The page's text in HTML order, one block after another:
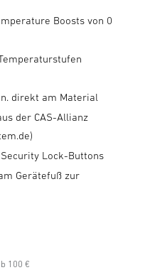
Boosts von 0
am Material
CAS-Allianz
Lock-Buttons
Gerätefuß zur
€